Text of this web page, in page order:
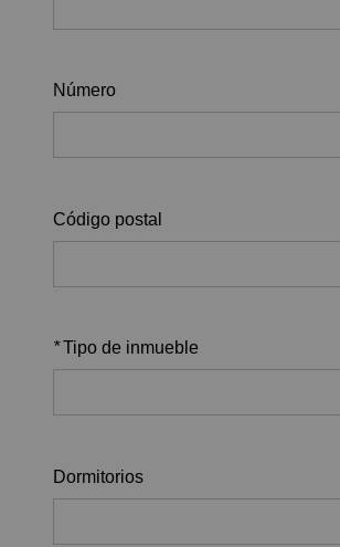
Número
Código postal
* Tipo de inmueble
Dormitorios